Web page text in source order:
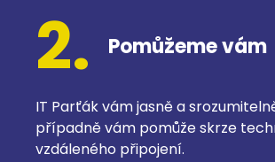
2. Pomůžeme vám
IT Parťák vám jasně a
případně vám pomůže skrze
vzdáleného připojení.